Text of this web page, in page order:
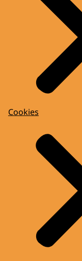
Cookies